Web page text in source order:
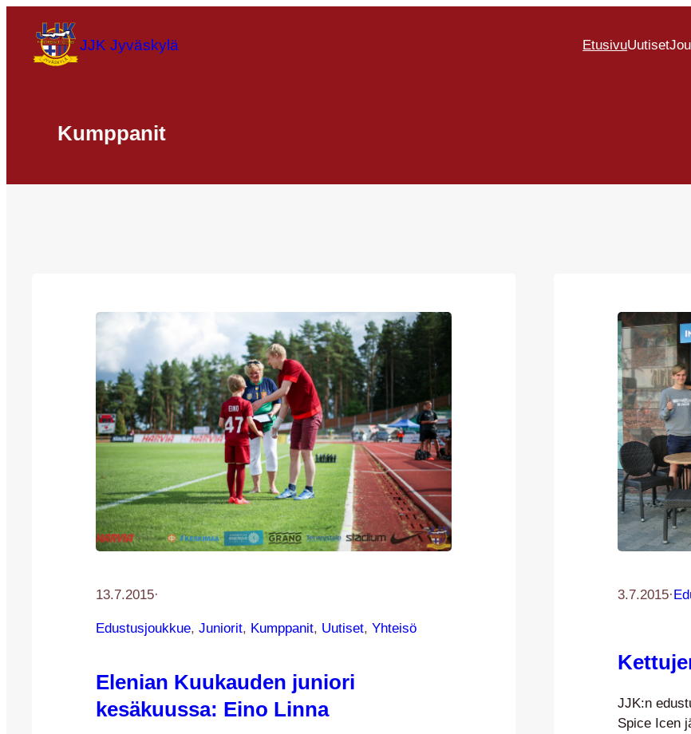
sisältöön
JJK Jyväskylä EtusivuUutiset
Kumppanit
13.7.2015·
Edustusjoukkue, Juniorit, Kumppanit, Uutiset, Yhteisö
Elenian Kuukauden juniori
kesäkuussa: Eino Linna
3.7.2015·
JJK:n
Spice Icen